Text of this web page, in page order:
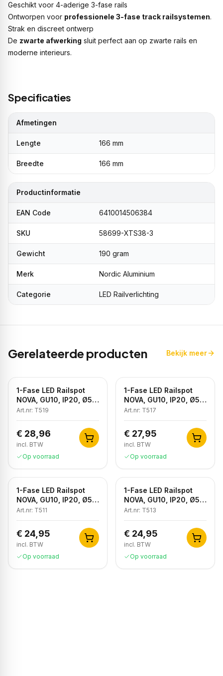
Geschikt voor 4-aderige 3-fase rails
Ontworpen voor professionele 3-fase track railsystemen.
Strak en discreet ontwerp
De zwarte afwerking sluit perfect aan op zwarte rails en
moderne interieurs.
Specificaties
Afmetingen
Lengte 166 mm
Breedte 166 mm
Productinformatie
EAN Code 6410014506384
SKU 58699-XTS38-3
Gewicht 190 gram
Merk Nordic Aluminium
Categorie LED Railverlichting
Gerelateerde producten Bekijk meer
1-Fase LED Railspot
NOVA, GU10, IP20, Ø56
x 85 mm, Antiek Brons
Art.nr: T519
€ 28,96
incl. BTW
Op voorraad
1-Fase LED Railspot
NOVA, GU10, IP20, Ø56
x 85 mm, Brons
Art.nr: T517
€ 27,95
incl. BTW
Op voorraad
1-Fase LED Railspot
NOVA, GU10, IP20, Ø56
x 85 mm, Wit
Art.nr: T511
€ 24,95
incl. BTW
Op voorraad
1-Fase LED Railspot
NOVA, GU10, IP20, Ø56
x 85 mm, Zwart
Art.nr: T513
€ 24,95
incl. BTW
Op voorraad